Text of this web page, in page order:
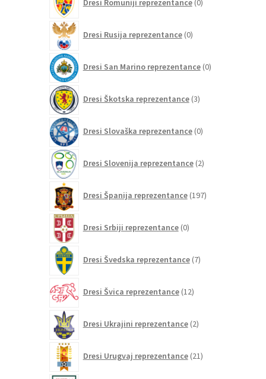
Dresi Romuniji reprezentance 0izdelkov
Dresi Rusija reprezentance 0izdelkov
Dresi San Marino reprezentance 0izdelkov
Dresi Škotska reprezentance 3izdelki
Dresi Slovaška reprezentance 0izdelkov
Dresi Slovenija reprezentance 2izdelka
Dresi Španija reprezentance 197izdelkov
Dresi Srbiji reprezentance 0izdelkov
Dresi Švedska reprezentance 7izdelkov
Dresi Švica reprezentance 12izdelkov
Dresi Ukrajini reprezentance 2izdelka
Dresi Urugvaj reprezentance 21izdelkov